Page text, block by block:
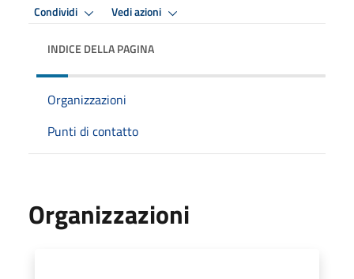
Condividi Vedi azioni
INDICE DELLA PAGINA
Organizzazioni
Punti di contatto
Organizzazioni